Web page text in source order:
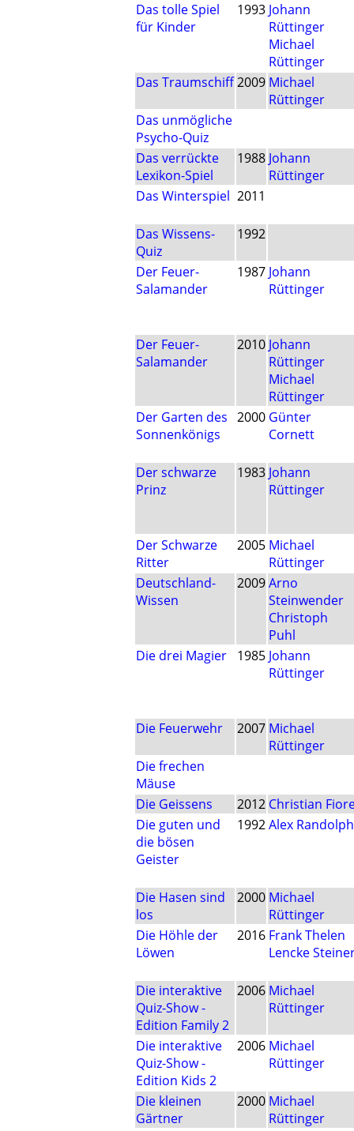
Das tolle Spiel
für Kinder
1993 Johann
Rüttinger
Michael
Rüttinger
Das Traumschiff2009 Michael
Rüttinger
Das unmögliche
Psycho-Quiz
Das verrückte
Lexikon-Spiel
1988 Johann
Rüttinger
Das Winterspiel 2011
Das Wissens-
Quiz
1992
Der Feuer-
Salamander
1987 Johann
Rüttinger
Der Feuer-
Salamander
2010 Johann
Rüttinger
Michael
Rüttinger
Der Garten des
Sonnenkönigs
2000 Günter
Cornett
Der schwarze
Prinz
1983 Johann
Rüttinger
Der Schwarze
Ritter
2005 Michael
Rüttinger
Deutschland-
Wissen
2009Arno
Steinwender
Christoph
Puhl
Die drei Magier
1985 Johann
Rüttinger
Die Feuerwehr 2007 Michael
Rüttinger
Die frechen
Mäuse
Die Geissens
2012 Christian
Die guten und
die bösen
Geister
1992Alex Randolph
Die Hasen sind
los
2000 Michael
Rüttinger
Die Höhle der
Löwen
2016 Frank Thelen
Lencke
Die interaktive
Quiz-Show -
Edition Family 2
2006 Michael
Rüttinger
Die interaktive
Quiz-Show -
Edition Kids 2
2006 Michael
Rüttinger
Die kleinen
Gärtner
2000 Michael
Rüttinger